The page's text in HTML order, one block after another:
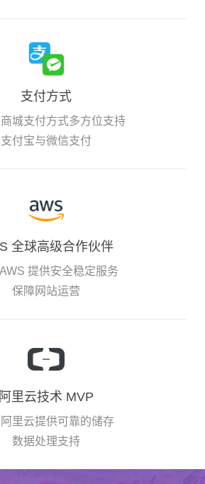
支付方式
城支付方式多方位支持
支付宝与微信支付
全球高级合作伙伴
提供安全稳定服务
保障网站运营
阿里云技术 MVP
里云提供可靠的储存
数据处理支持